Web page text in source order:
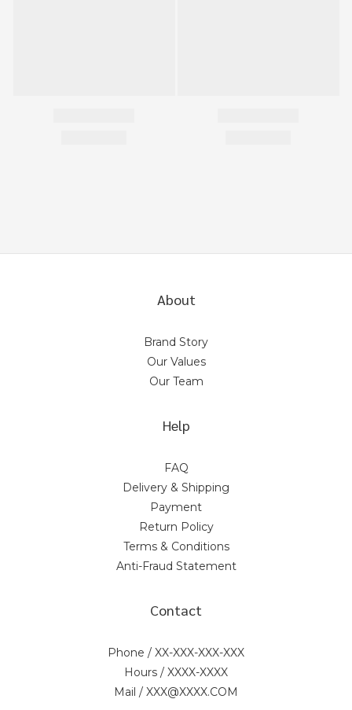
About
Brand Story
Our Values
Our Team
Help
FAQ
Delivery & Shipping
Payment
Return Policy
Terms & Conditions
Anti-Fraud Statement
Contact
Phone / XX-XXX-XXX-XXX
Hours / XXXX-XXXX
Mail / XXX@XXXX.COM